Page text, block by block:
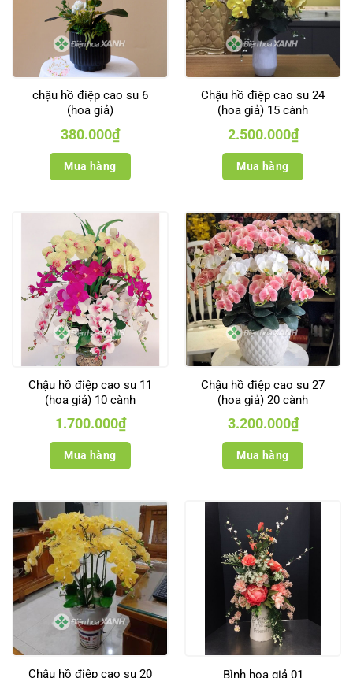
chậu hồ điệp cao su 6
(hoa giả)
380.000₫
Mua hàng
Chậu hồ điệp cao su 24
(hoa giả) 15 cành
2.500.000₫
Mua hàng
Chậu hồ điệp cao su 11
(hoa giả) 10 cành
1.700.000₫
Mua hàng
Chậu hồ điệp cao su 27
(hoa giả) 20 cành
3.200.000₫
Mua hàng
Chậu hồ điệp cao su 20 Bình hoa giả 01